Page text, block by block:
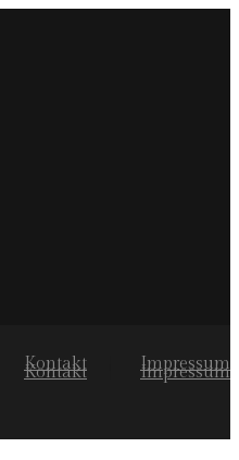
Kontakt Impressum
Kontakt Impressum